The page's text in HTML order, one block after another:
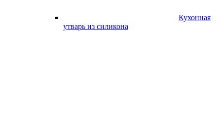
Кухонная
утварь из силикона